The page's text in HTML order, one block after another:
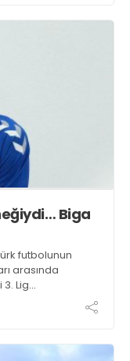
Biga
futbolunun
arasında
Lig
sağladı.